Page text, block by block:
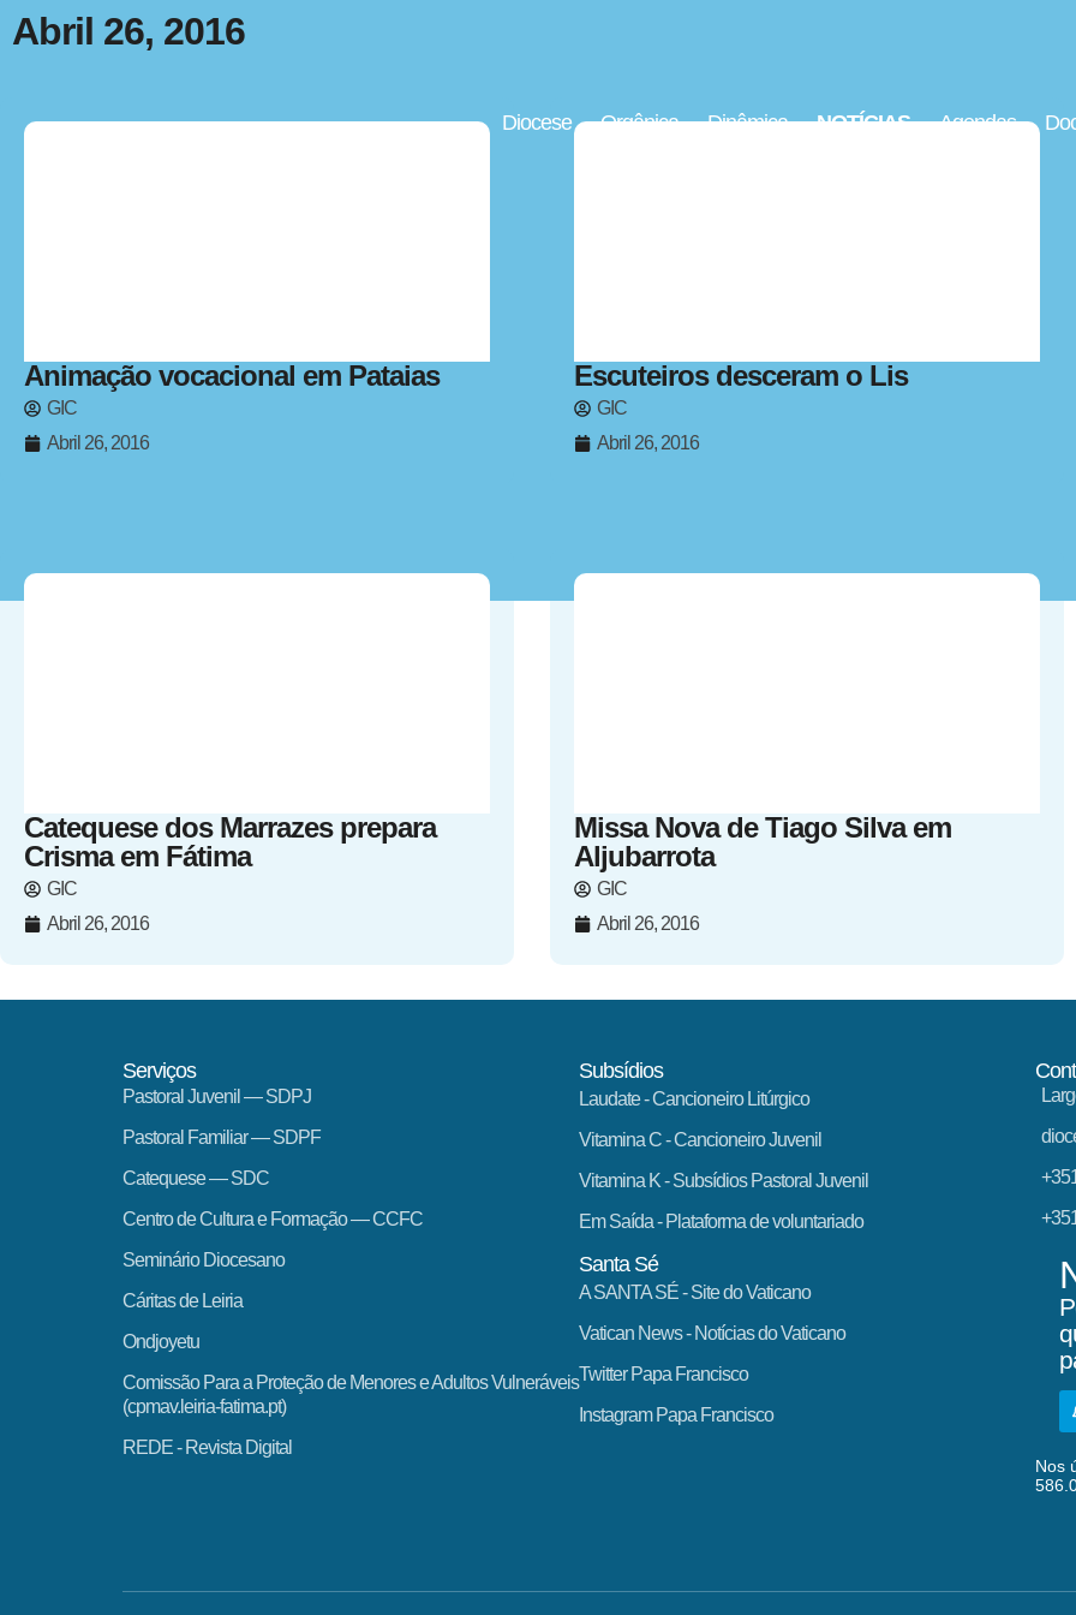
Diocese Orgânica Dinâmica NOTÍCIAS Agendas
Abril 26, 2016
Animação vocacional em Pataias
GIC
Abril 26, 2016
Escuteiros desceram o Lis
GIC
Abril 26, 2016
Catequese dos Marrazes prepara
Crisma em Fátima
GIC
Abril 26, 2016
Missa Nova de Tiago Silva em
Aljubarrota
GIC
Abril 26, 2016
Serviços
Pastoral Juvenil — SDPJ
Pastoral Familiar — SDPF
Catequese — SDC
Centro de Cultura e Formação — CCFC
Seminário Diocesano
Cáritas de Leiria
Ondjoyetu
Comissão Para a Proteção de Menores e Adultos Vulneráveis
(cpmav.leiria-fatima.pt)
REDE - Revista Digital
Subsídios
Laudate- Cancioneiro Litúrgico
Vitamina C- Cancioneiro Juvenil
Vitamina K- Subsídios Pastoral Juvenil
Em Saída- Plataforma de voluntariado
Santa Sé
A SANTA SÉ - Site do Vaticano
Vatican News- Notícias do Vaticano
Twitter Papa Francisco
Instagram Papa Francisco
Nos